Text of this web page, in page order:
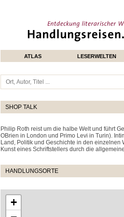
ATLAS LESERWELTEN
SHOP TALK
Philip Roth reist um die halbe Welt und führt
OBrien in London und Primo Levi in Turin).
Land, Politik und Geschichte in den
Kunst eines Schriftstellers durch die
HANDLUNGSORTE
+